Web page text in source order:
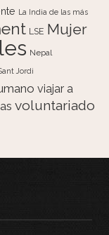
La India de las más
LSE Mujer
Nepal
Jordi
viajar a
voluntariado